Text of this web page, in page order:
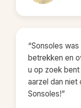
cursisten.
haar in staat
doorgronden
bieden. Wat
vermogen om
“Sonsoles
betrekken en
u op zoek
aarzel dan
Sonsoles!”